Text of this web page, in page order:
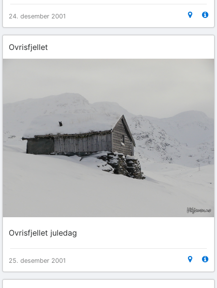
24. desember 2001
Ovrisfjellet
Ovrisfjellet juledag
25. desember 2001